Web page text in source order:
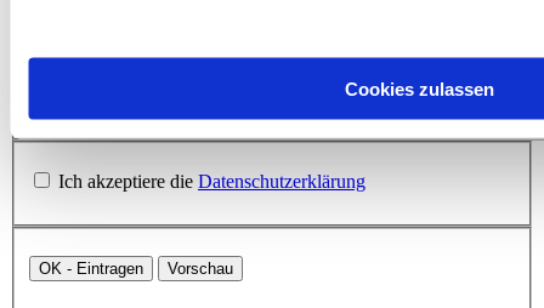
Cookies zulassen
Ich akzeptiere die Datenschutzerklärung